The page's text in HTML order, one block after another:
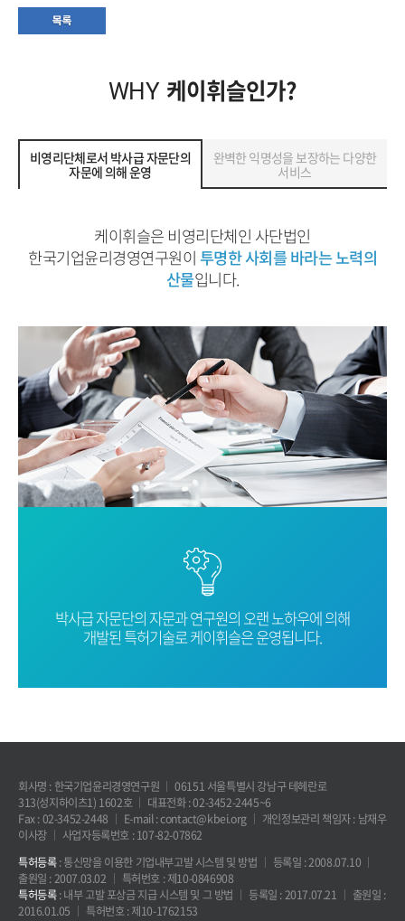
WHY 케이휘슬인가?
비영리단체로서 박사급 자문단의
자문에 의해 운영
완벽한 익명성을 보장하는 다양한
서비스
케이휘슬은 비영리단체인 사단법인
한국기업윤리경영연구원이투명한 사회를 바라는 노력의
산물입니다.
박사급 자문단의 자문과 연구원의 오랜노하우에 의해
개발된 특허기술로케이휘슬은 운영됩니다.
회사명 : 한국기업윤리경영연구원
06151 서울특별시 강남구 테헤란로
313(성지하이츠1) 1602호
대표전화 : 02-3452-2445~6
Fax : 02-3452-2448
E-mail : contact@kbei.org
개인정보관리 책임자 : 남재우
이사장
사업자등록번호 : 107-82-07862
특허등록: 통신망을 이용한 기업내부고발 시스템 및 방법
등록일 : 2008.07.10
출원일 : 2007.03.02
특허번호 : 제10-0846908
특허등록: 내부 고발 포상금 지급 시스템 및 그 방법 등록일 : 2017.07.21
출원일 :
2016.01.05
특허번호 : 제10-1762153